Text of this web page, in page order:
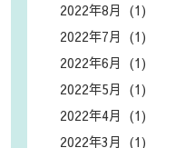
2022年8月 (1)
2022年7月 (1)
2022年6月 (1)
2022年5月 (1)
2022年4月 (1)
2022年3月 (1)